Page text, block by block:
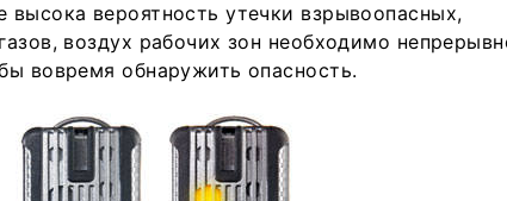
высока вероятность утечки взрывоопасных,
воздух рабочих зон необходимо
вовремя обнаружить опасность.